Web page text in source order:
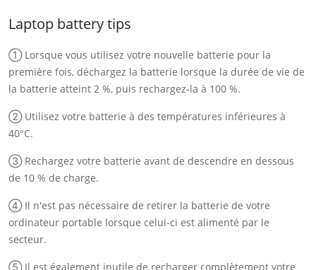
Laptop battery tips
① Lorsque vous utilisez votre nouvelle batterie pour la
première fois, déchargez la batterie lorsque la durée de vie de
la batterie atteint 2 %, puis rechargez-la à 100 %.
② Utilisez votre batterie à des températures inférieures à
40°C.
③ Rechargez votre batterie avant de descendre en dessous
de 10 % de charge.
④ Il n'est pas nécessaire de retirer la batterie de votre
ordinateur portable lorsque celui-ci est alimenté par le
secteur.
⑤ Il est également inutile de recharger complètement votre